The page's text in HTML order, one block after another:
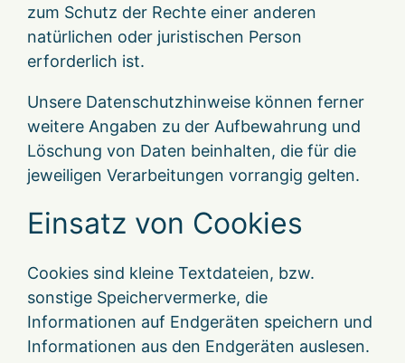
zum Schutz der Rechte einer anderen
natürlichen oder juristischen Person
erforderlich ist.
Unsere Datenschutzhinweise können ferner
weitere Angaben zu der Aufbewahrung und
Löschung von Daten beinhalten, die für die
jeweiligen Verarbeitungen vorrangig gelten.
Einsatz von Cookies
Cookies sind kleine Textdateien, bzw.
sonstige Speichervermerke, die
Informationen auf Endgeräten speichern und
Informationen aus den Endgeräten auslesen.